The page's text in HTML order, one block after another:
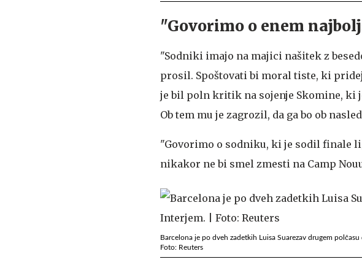
"Govorimo o enem
"Sodniki imajo na majici našitek z
prosil. Spoštovati bi moral tiste, ki
je bil poln kritik na sojenje Skomine, ki
Ob tem mu je zagrozil, da ga bo ob
"Govorimo o sodniku, ki je sodil finale
nikakor ne bi smel zmesti na Camp
Barcelona je po dveh zadetkih Luisa Suarezav drugem
Foto: Reuters